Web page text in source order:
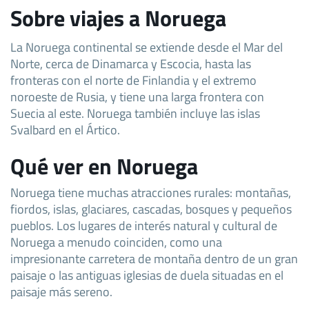
Sobre viajes a Noruega
La Noruega continental se extiende desde el Mar del
Norte, cerca de Dinamarca y Escocia, hasta las
fronteras con el norte de Finlandia y el extremo
noroeste de Rusia, y tiene una larga frontera con
Suecia al este. Noruega también incluye las islas
Svalbard en el Ártico.
Qué ver en Noruega
Noruega tiene muchas atracciones rurales: montañas,
fiordos, islas, glaciares, cascadas, bosques y pequeños
pueblos. Los lugares de interés natural y cultural de
Noruega a menudo coinciden, como una
impresionante carretera de montaña dentro de un gran
paisaje o las antiguas iglesias de duela situadas en el
paisaje más sereno.